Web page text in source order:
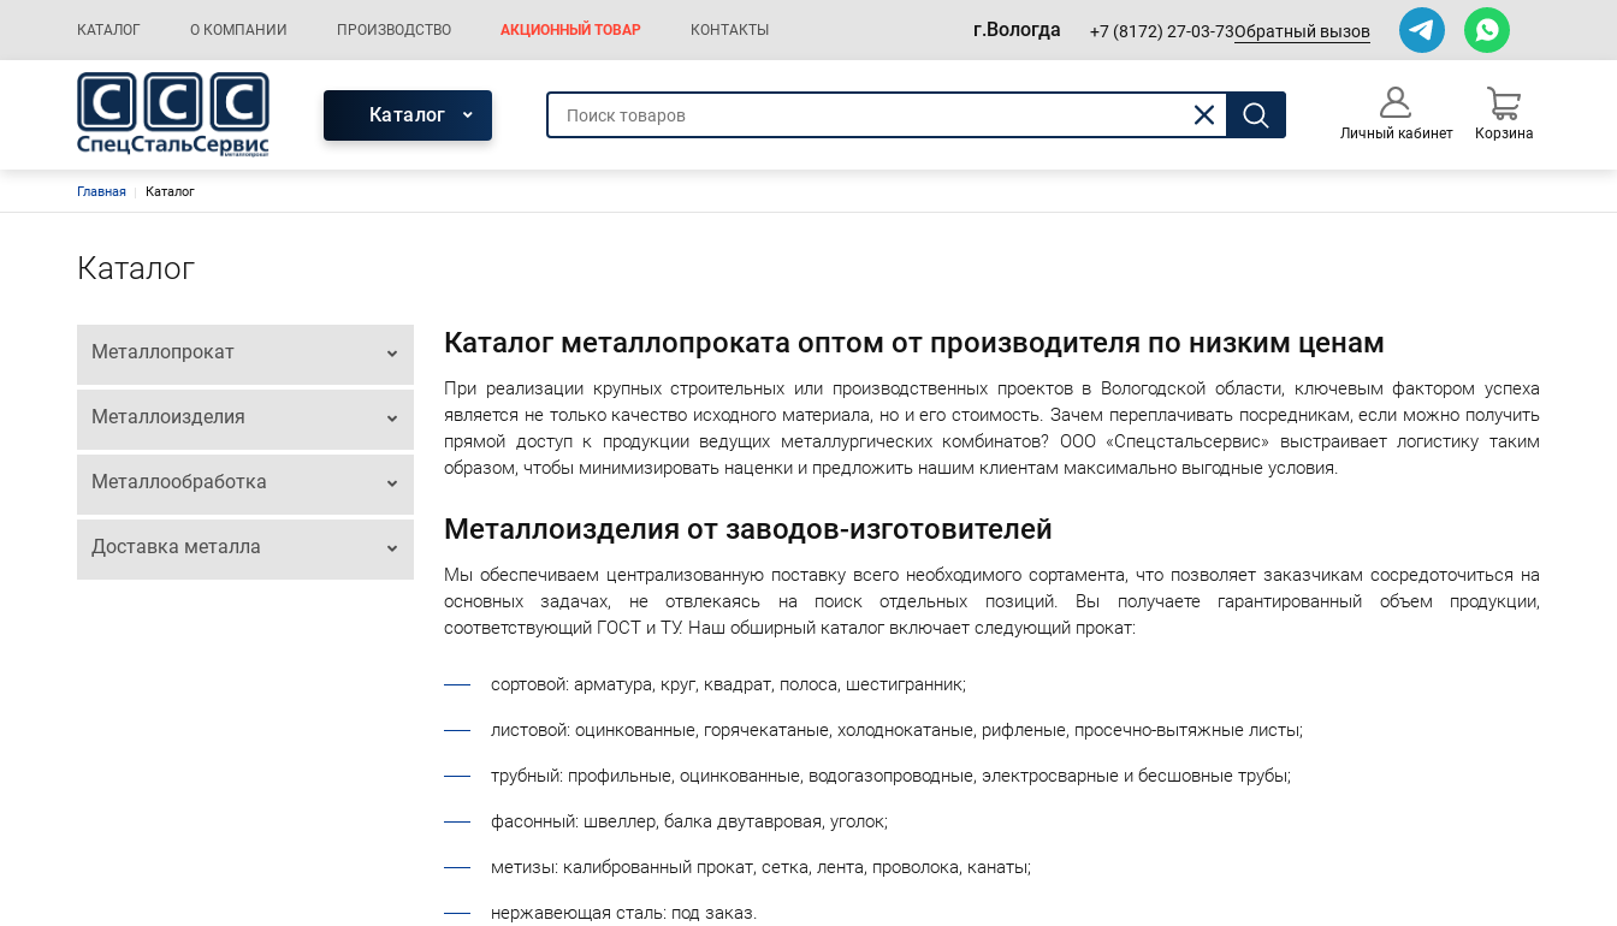
Меню каталога
КАТАЛОГ Основная навигация
О КОМПАНИИ ПРОИЗВОДСТВО АКЦИОННЫЙ ТОВАР КОНТАКТЫ г.Вологда +7 (8172) 27-03-73Обратный вызов
Меню каталога
Каталог
Личный кабинет Корзина
Строка навигации
Главная Каталог
Каталог
Металлопрокат
Металлоизделия
Металлообработка
Доставка металла
Каталог металлопроката оптом от производителя по низким ценам
При реализации крупных строительных или производственных проектов в Вологодской области, ключевым фактором успеха
является не только качество исходного материала, но и его стоимость. Зачем переплачивать посредникам, если можно получить
прямой доступ к продукции ведущих металлургических комбинатов? ООО «Спецстальсервис» выстраивает логистику таким
образом, чтобы минимизировать наценки и предложить нашим клиентам максимально выгодные условия.
Металлоизделия от заводов-изготовителей
Мы обеспечиваем централизованную поставку всего необходимого сортамента, что позволяет заказчикам сосредоточиться на
основных задачах, не отвлекаясь на поиск отдельных позиций. Вы получаете гарантированный объем продукции,
соответствующий ГОСТ и ТУ. Наш обширный каталог включает следующий прокат:
сортовой: арматура, круг, квадрат, полоса, шестигранник;
листовой: оцинкованные, горячекатаные, холоднокатаные, рифленые, просечно-вытяжные листы;
трубный: профильные, оцинкованные, водогазопроводные, электросварные и бесшовные трубы;
фасонный: швеллер, балка двутавровая, уголок;
метизы: калиброванный прокат, сетка, лента, проволока, канаты;
нержавеющая сталь: под заказ.